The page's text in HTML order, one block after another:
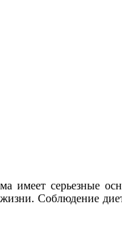
имеет серьезные
Соблюдение